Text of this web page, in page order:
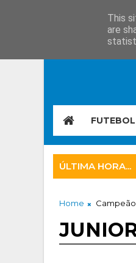
ÚLTIMA HORA...
Home Campeão
This
are